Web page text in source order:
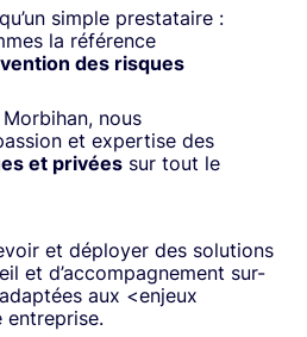
simple prestataire :
la référence
des risques
nous
et expertise des
et privées sur tout le
et déployer des solutions
et d’accompagnement sur-
aux <enjeux
entreprise.